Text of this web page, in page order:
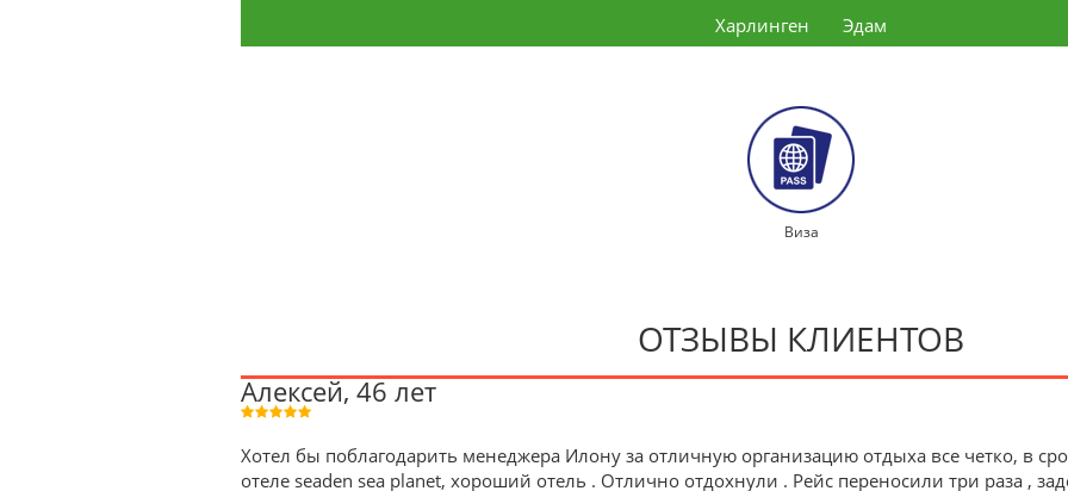
Харлинген
Эдам
Виза
ОТЗЫВЫ КЛИЕНТОВ
Алексей, 46 лет
Хотел бы поблагодарить менеджера Илону за отличную организацию отдыха все четко, в
отеле seaden sea planet, хороший отель . Отлично отдохнули . Рейс переносили три раза ,